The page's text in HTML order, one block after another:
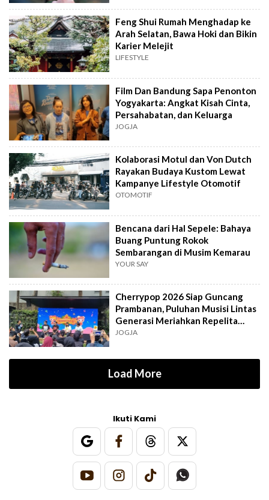
Feng Shui Rumah Menghadap ke
Arah Selatan, Bawa Hoki dan Bikin
Karier Melejit
LIFESTYLE
Film Dan Bandung Sapa Penonton
Yogyakarta: Angkat Kisah Cinta,
Persahabatan, dan Keluarga
JOGJA
Kolaborasi Motul dan Von Dutch
Rayakan Budaya Kustom Lewat
Kampanye Lifestyle Otomotif
OTOMOTIF
Bencana dari Hal Sepele: Bahaya
Buang Puntung Rokok
Sembarangan di Musim Kemarau
YOUR SAY
Cherrypop 2026 Siap Guncang
Prambanan, Puluhan Musisi Lintas
Generasi Meriahkan Repelita
Musik
JOGJA
Load More
Ikuti Kami